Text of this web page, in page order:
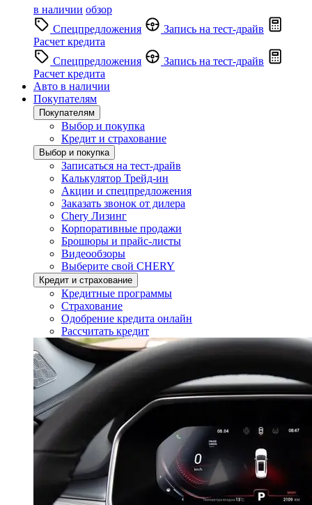
в наличии обзор
Спецпредложения
Запись на тест-драйв
Расчет кредита
Спецпредложения
Запись на тест-драйв
Расчет кредита
Авто в наличии
Покупателям
Покупателям
Выбор и покупка
Кредит и страхование
Выбор и покупка
Записаться на тест-драйв
Калькулятор Трейд-ин
Акции и спецпредложения
Заказать звонок от дилера
Chery Лизинг
Корпоративные продажи
Брошюры и прайс-листы
Видеообзоры
Выберите свой CHERY
Кредит и страхование
Кредитные программы
Страхование
Одобрение кредита онлайн
Рассчитать кредит